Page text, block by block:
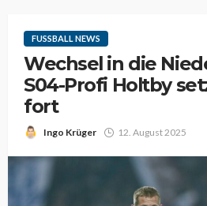
FUSSBALL NEWS
Wechsel in die
S04-Profi Holtby
fort
Ingo Krüger 12. August 2025